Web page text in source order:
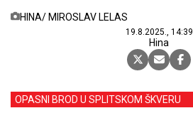
HINA/ MIROSLAV LELAS
19.8.2025., 14:39
Hina
OPASNI BROD U SPLITSKOM ŠKVERU